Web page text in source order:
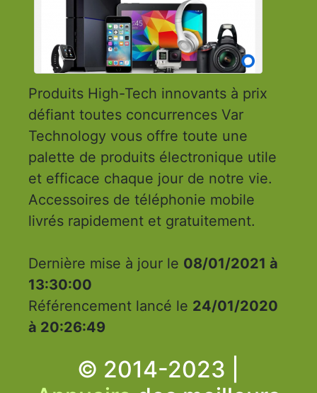
Produits High-Tech innovants à prix
défiant toutes concurrences Var
Technology vous offre toute une
palette de produits électronique utile
et efficace chaque jour de notre vie.
Accessoires de téléphonie mobile
livrés rapidement et gratuitement.
Dernière mise à jour le 08/01/2021 à
13:30:00
Référencement lancé le 24/01/2020
à 20:26:49
© 2014-2023 |